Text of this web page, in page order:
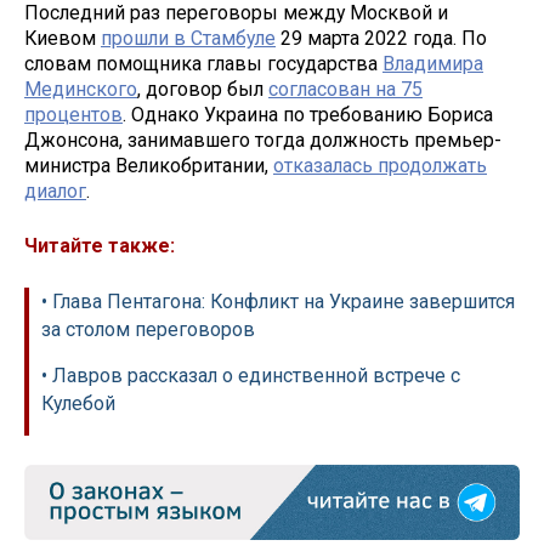
Последний раз переговоры между Москвой и
Киевом прошли в Стамбуле 29 марта 2022 года. По
словам помощника главы государства Владимира
Мединского, договор был согласован на 75
процентов. Однако Украина по требованию Бориса
Джонсона, занимавшего тогда должность премьер-
министра Великобритании, отказалась продолжать
диалог.
Читайте также:
• Глава Пентагона: Конфликт на Украине завершится
за столом переговоров
• Лавров рассказал о единственной встрече с
Кулебой